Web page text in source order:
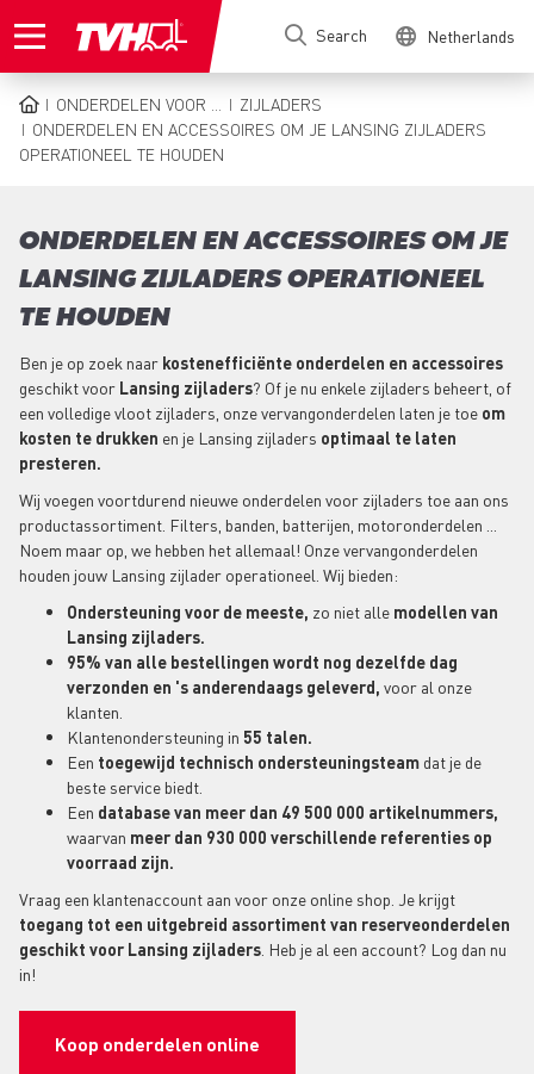
to
Search Netherlands
BREADCRUMB
ONDERDELEN VOOR ...
ZIJLADERS
ONDERDELEN EN ACCESSOIRES OM JE LANSING ZIJLADERS
OPERATIONEEL TE HOUDEN
ONDERDELEN EN ACCESSOIRES OM JE
LANSING ZIJLADERS OPERATIONEEL
TE HOUDEN
Ben je op zoek naar kostenefficiënte onderdelen en accessoires
geschikt voor Lansing zijladers? Of je nu enkele zijladers beheert, of
een volledige vloot zijladers, onze vervangonderdelen laten je toe om
kosten te drukken en je Lansing zijladers optimaal te laten
presteren.
Wij voegen voortdurend nieuwe onderdelen voor zijladers toe aan ons
productassortiment. Filters, banden, batterijen, motoronderdelen ...
Noem maar op, we hebben het allemaal! Onze vervangonderdelen
houden jouw Lansing zijlader operationeel. Wij bieden:
Ondersteuning voor de meeste, zo niet alle modellen van
Lansing zijladers.
95% van alle bestellingen wordt nog dezelfde dag
verzonden en 's anderendaags geleverd, voor al onze
klanten.
Klantenondersteuning in 55 talen.
Een toegewijd technisch ondersteuningsteam dat je de
beste service biedt.
Een database van meer dan 49 500 000 artikelnummers,
waarvan meer dan 930 000 verschillende referenties op
voorraad zijn.
Vraag een klantenaccount aan voor onze online shop. Je krijgt
toegang tot een uitgebreid assortiment van reserveonderdelen
geschikt voor Lansing zijladers . Heb je al een account? Log dan nu
in!
Koop onderdelen online